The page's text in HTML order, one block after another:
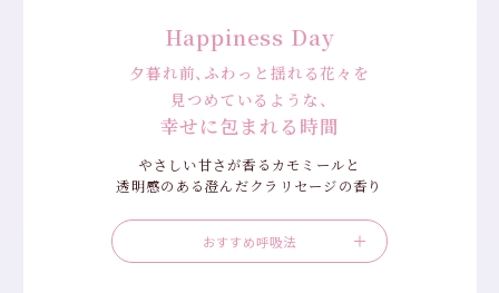
Happiness Day
夕暮れ前、ふわっと揺れる花々を
見つめているような、
幸せに包まれる時間
やさしい甘さが香るカモミールと
透明感のある澄んだクラリセージの香り
おすすめ呼吸法